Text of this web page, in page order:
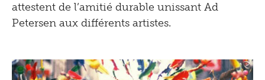
attestent de l’amitié durable unissant Ad
Petersen aux différents artistes.